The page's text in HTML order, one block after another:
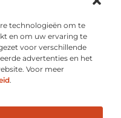
technologieën om te
en om uw ervaring te
voor verschillende
advertenties en het
Voor meer
.